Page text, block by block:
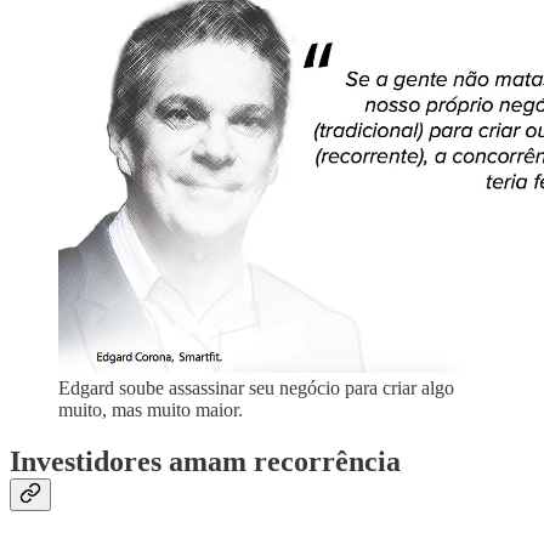
Edgard soube assassinar seu negócio para criar algo
muito, mas muito maior.
Investidores amam recorrência